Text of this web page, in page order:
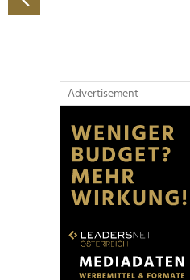
Partner führen diese
Advertisement